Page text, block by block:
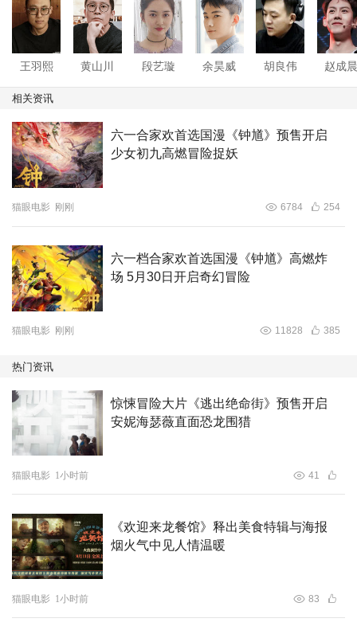
王羽熙 黄山川 段艺璇 余昊威 胡良伟 赵成
相关资讯
六一合家欢首选国漫《钟馗》预售开启
少女初九高燃冒险捉妖
猫眼电影 刚刚 6784 254
六一档合家欢首选国漫《钟馗》高燃炸
场 5月30日开启奇幻冒险
猫眼电影 刚刚 11828 385
热门资讯
惊悚冒险大片《逃出绝命街》预售开启
安妮海瑟薇直面恐龙围猎
猫眼电影 1小时前 41
《欢迎来龙餐馆》释出美食特辑与海报
烟火气中见人情温暖
猫眼电影 1小时前 83